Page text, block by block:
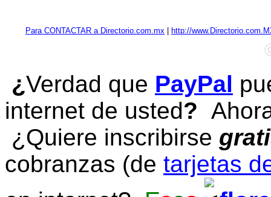
Para CONTACTAR a Directorio.com.mx http://
¿Verdad que PayPal
internet de usted?
¿Quiere inscribirse
cobranzas (de tarjetas